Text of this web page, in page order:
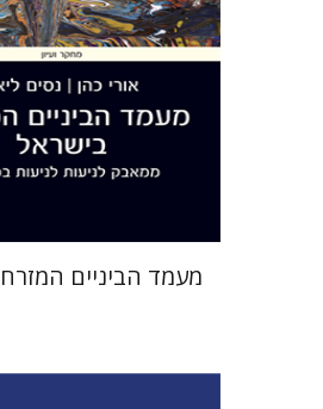
הנחת אתר ספר
$42
$38
מעמד הביניים